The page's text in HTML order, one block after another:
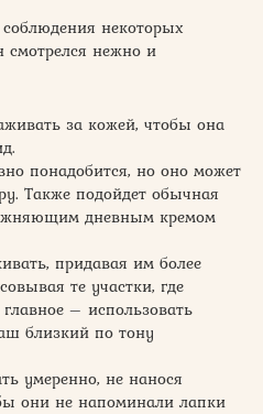
некоторых
смотрелся нежно и
за кожей, чтобы она
понадобится, но оно может
Также подойдет обычная
дневным кремом
придавая им более
те участки, где
– использовать
близкий по тону
умеренно, не нанося
они не напоминали лапки